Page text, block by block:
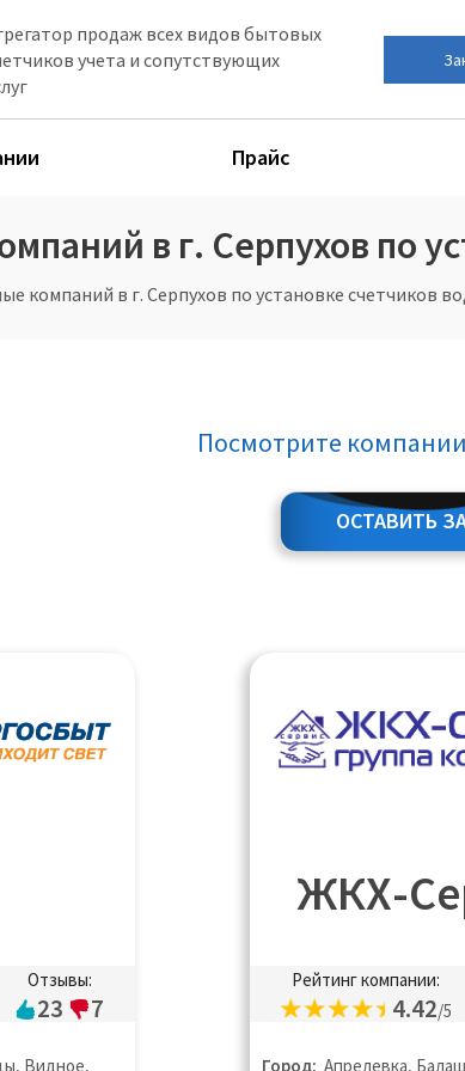
продаж всех видов бытовых
учета и сопутствующих
Прайс
в г. Серпухов по
компаний в г. Серпухов по установке счетчиков
Посмотрите
ОСТАВИТЬ
Отзывы:
23 7
Видное,
ЖКХ-
Рейтинг компании:
4.42/5
Город: Апрелевка,